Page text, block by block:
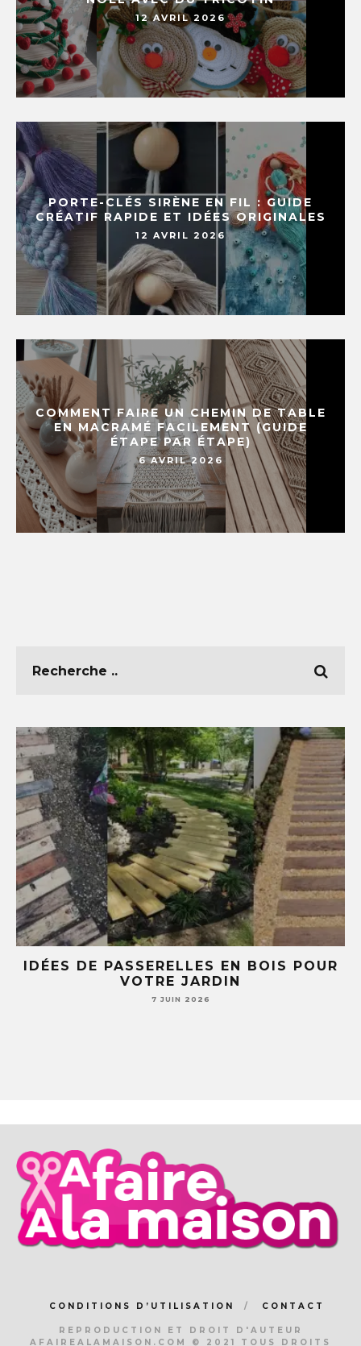
12 AVRIL 2026
PORTE-CLÉS SIRÈNE EN FIL : GUIDE
CRÉATIF RAPIDE ET IDÉES ORIGINALES
12 AVRIL 2026
COMMENT FAIRE UN CHEMIN DE TABLE
EN MACRAMÉ FACILEMENT (GUIDE
ÉTAPE PAR ÉTAPE)
6 AVRIL 2026
POUR
5 IDÉES DIY AVEC DES TASSES
SOUCOUPES (TU NE REGARDERAS
JAMAIS TA VAISSELLE PAREIL
CONDITIONS D’UTILISATION CONTACT
REPRODUCTION ET DROIT D'AUTEUR
AFAIREALAMAISON.COM © 2021 TOUS DROITS